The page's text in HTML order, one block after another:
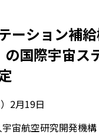
ーション補
の国際宇宙ス
2月19日
宙航空研究開発機構